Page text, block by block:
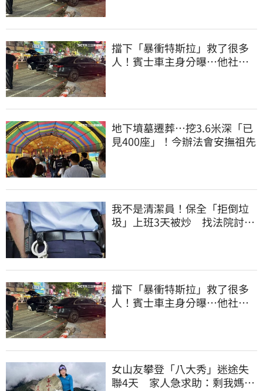
擋下「暴衝特斯拉」救了很多
人！賓士車主身分曝…他社群
地下墳墓遷葬…挖3.6米深「已
見400座」！今辦法會安撫祖先
我不是清潔員！保全「拒倒垃
圾」上班3天被炒 找法院討公
擋下「暴衝特斯拉」救了很多
人！賓士車主身分曝…他社群
女山友攀登「八大秀」迷途失
聯4天 家人急求助：剩我媽還